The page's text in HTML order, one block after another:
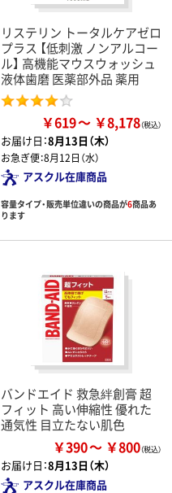
リステリン トータルケアゼロ
プラス 【低刺激 ノンアルコー
ル】 高機能マウスウォッシュ
液体歯磨 医薬部外品 薬用
￥619 ￥8,178
お届け日：8月13日（木）
お急ぎ便：8月12日（水）
アスクル在庫商品
容量タイプ・販売単位違いの商品が6商品あ
ります
バンドエイド 救急絆創膏 超
フィット 高い伸縮性 優れた
通気性 目立たない肌色
￥390 ￥800
お届け日：8月13日（木）
アスクル在庫商品